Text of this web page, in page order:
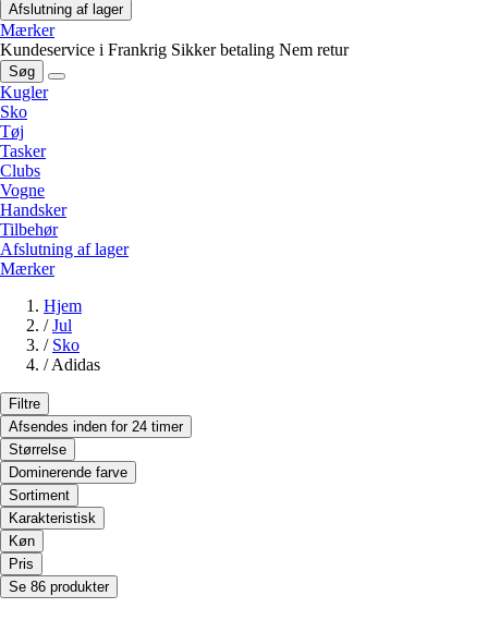
Afslutning af lager
Mærker
Kundeservice i Frankrig Sikker betaling Nem retur
Søg
Kugler
Sko
Tøj
Tasker
Clubs
Vogne
Handsker
Tilbehør
Afslutning af lager
Mærker
Hjem
/ Jul
/ Sko
/ Adidas
Filtre
Afsendes inden for 24 timer
Størrelse
Dominerende farve
Sortiment
Karakteristisk
Køn
Pris
Se 86 produkter